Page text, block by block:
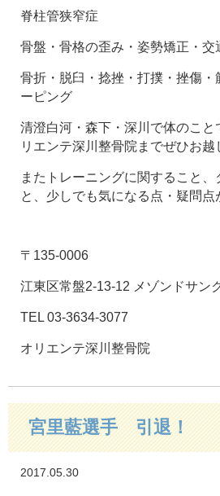
脊柱管狭窄症
骨盤・骨格の歪み・姿勢矯正・交
骨折・脱臼・捻挫・打撲・挫傷
ーピング
清澄白河・森下・深川で体のこ
リエンテ深川整骨院までぜひお越
またトレーニングに関すること
と、少しでも気になる点・疑問
〒135-0006
江東区常盤2-13-12 メゾンドサン
TEL 03-3634-3077
オリエンテ深川整骨院
宮里藍選手 引退！
2017.05.30